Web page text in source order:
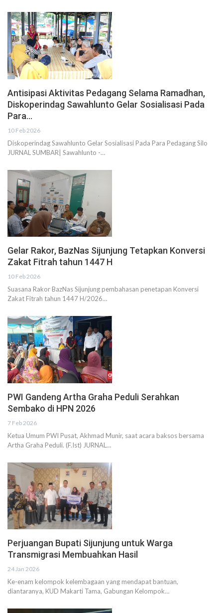
Antisipasi Aktivitas Pedagang Selama Ramadhan,
Diskoperindag Sawahlunto Gelar Sosialisasi Pada
Para…
10 Feb 2026
Diskoperindag Sawahlunto Gelar Sosialisasi Pada Para Pedagang Silo
JURNAL SUMBAR| Sawahlunto -…
Gelar Rakor, BazNas Sijunjung Tetapkan Konversi
Zakat Fitrah tahun 1447 H
10 Feb 2026
Suasana Rakor BazNas Sijunjung pembahasan penetapan Konversi
Zakat Fitrah tahun 1447 H/2026…
PWI Gandeng Artha Graha Peduli Serahkan
Sembako di HPN 2026
7 Feb 2026
Ketua Umum PWI Pusat, Akhmad Munir, saat acara baksos bersama
Artha Graha Peduli. (F.Ist) JURNAL…
Perjuangan Bupati Sijunjung untuk Warga
Transmigrasi Membuahkan Hasil
24 Jan 2026
Ke-enam kelompok kelembagaan yang mendapat bantuan,
diantaranya, KUD Makarti Tama, Gabungan Kelompok…